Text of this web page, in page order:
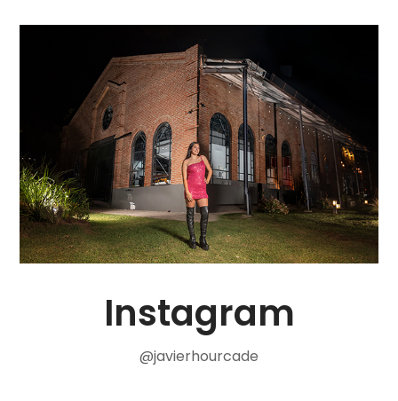
Instagram
@javierhourcade